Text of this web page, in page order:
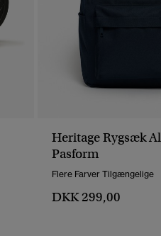
Heritage Rygsæk
Pasform
Flere Farver Tilgængelige
DKK 299,00